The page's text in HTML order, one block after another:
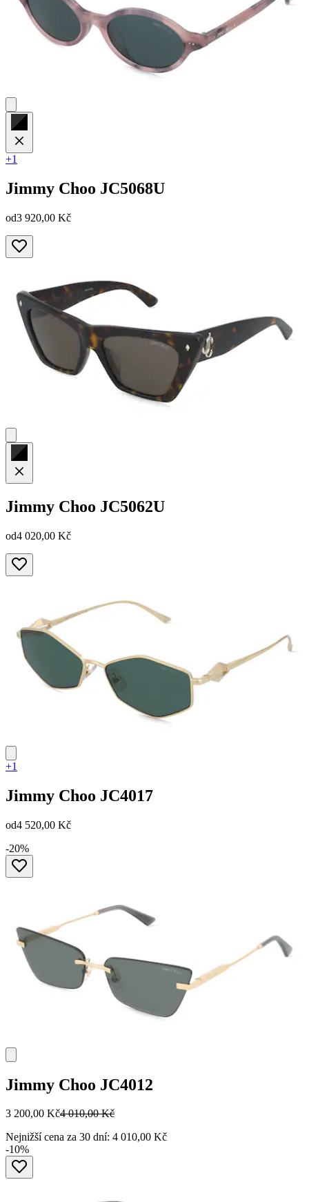
+1
Jimmy Choo JC5068U
od3 920,00 Kč
Jimmy Choo JC5062U
od4 020,00 Kč
+1
Jimmy Choo JC4017
od4 520,00 Kč
-20%
Jimmy Choo JC4012
3 200,00 Kč4 010,00 Kč
Nejnižší cena za 30 dní: 4 010,00 Kč
-10%